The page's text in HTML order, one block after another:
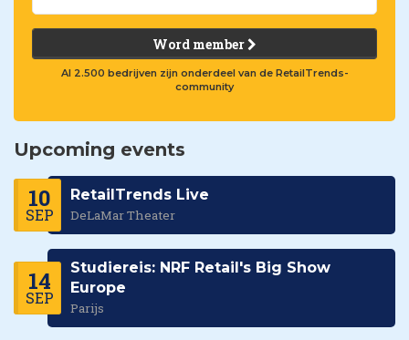
Word member
Al 2.500 bedrijven zijn onderdeel van de RetailTrends-
community
Upcoming events
10
SEP
RetailTrends Live
DeLaMar Theater
14
SEP
Studiereis: NRF Retail's Big Show
Europe
Parijs